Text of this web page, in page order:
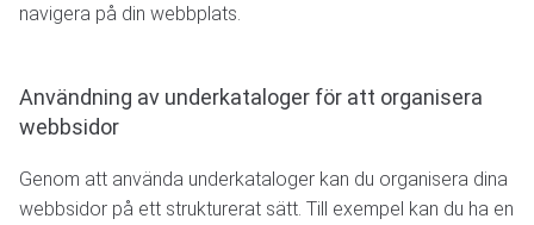
navigera på din webbplats.
Användning av underkataloger för att organisera
webbsidor
Genom att använda underkataloger kan du organisera dina
webbsidor på ett strukturerat sätt. Till exempel kan du ha en